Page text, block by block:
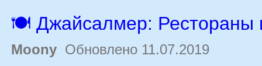
🍽 Джайсалмер: Рестораны
Moony Обновлено 11.07.2019